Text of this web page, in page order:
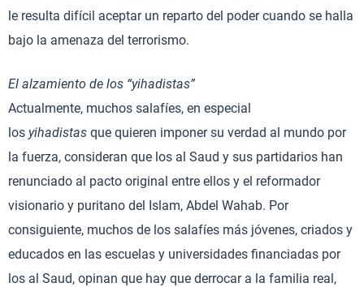
le resulta difícil aceptar un reparto del poder cuando se halla
bajo la amenaza del terrorismo.
El alzamiento de los “yihadistas”
Actualmente, muchos salafíes, en especial
los yihadistas que quieren imponer su verdad al mundo por
la fuerza, consideran que los al Saud y sus partidarios han
renunciado al pacto original entre ellos y el reformador
visionario y puritano del Islam, Abdel Wahab. Por
consiguiente, muchos de los salafíes más jóvenes, criados y
educados en las escuelas y universidades financiadas por
los al Saud, opinan que hay que derrocar a la familia real,